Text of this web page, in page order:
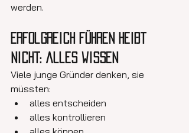
werden.
Erfolgreich führen heißt
nicht: alles wissen
Viele junge Gründer denken, sie
müssten:
alles entscheiden
alles kontrollieren